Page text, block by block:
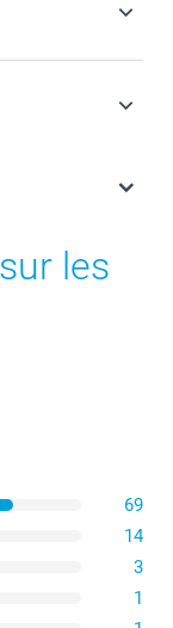
les
69
14
3
1